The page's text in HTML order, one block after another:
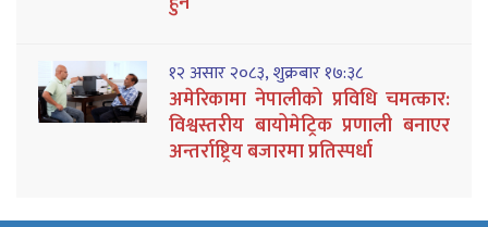
१२ असार २०८३, शुक्रबार १७:३८
अमेरिकामा नेपालीको प्रविधि चमत्कार:
विश्वस्तरीय बायोमेट्रिक प्रणाली बनाएर
अन्तर्राष्ट्रिय बजारमा प्रतिस्पर्धा